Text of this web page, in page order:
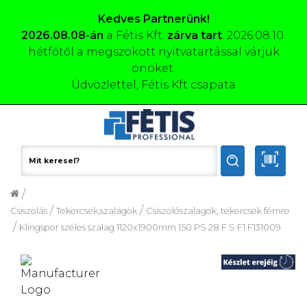
Kedves Partnerünk!
2026.08.08-án a Fétis Kft. zárva tart. 2026.08.10.
hétfőtől a megszokott nyitvatartással várjuk
önöket.
Üdvözlettel, Fétis Kft csapata
Klingspor széles szalag 1120x1900mm 150 PS 28 F S F1 F131009
/
Csiszolószalagok, tekercsek fémre
/
Tekercsek,szalagok
/
Csiszolás
/